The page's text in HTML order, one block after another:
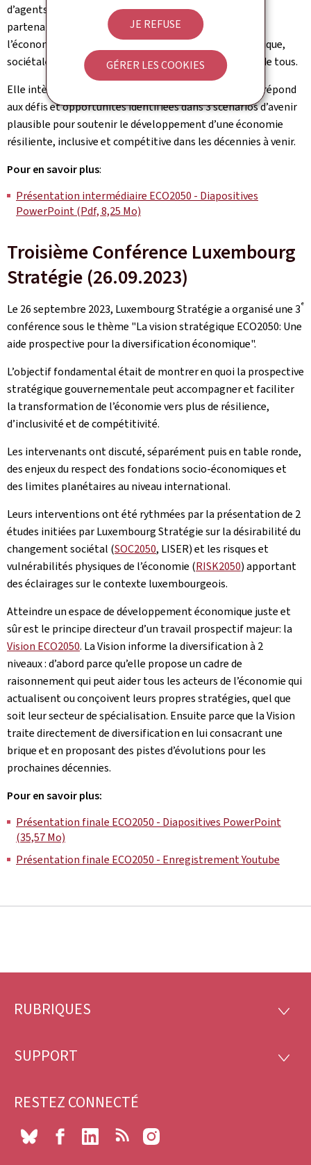
JE REFUSE
GÉRER LES COOKIES
d’agents communaux, d’experts prospectivistes et de
partenaires scientifiques, cette vision vise à préparer
l’économie pour réussir plusieurs transitions (énergétique,
sociétale, écologique…) et pour garantir le bien-être de tous.
Elle intègre les stratégies économiques existantes et répond
aux défis et opportunités identifiées dans 3 scénarios d’avenir
plausible pour soutenir le développement d’une économie
résiliente, inclusive et compétitive dans les décennies à venir.
Pour en savoir plus:
Présentation intermédiaire ECO2050 - Diapositives
PowerPoint (Pdf, 8,25 Mo)
Troisième Conférence Luxembourg
Stratégie (26.09.2023)
Le 26 septembre 2023, Luxembourg Stratégie a organisé une 3e
conférence sous le thème "La vision stratégique ECO2050: Une
aide prospective pour la diversification économique".
L’objectif fondamental était de montrer en quoi la prospective
stratégique gouvernementale peut accompagner et faciliter
la transformation de l’économie vers plus de résilience,
d’inclusivité et de compétitivité.
Les intervenants ont discuté, séparément puis en table ronde,
des enjeux du respect des fondations socio-économiques et
des limites planétaires au niveau international.
Leurs interventions ont été rythmées par la présentation de 2
études initiées par Luxembourg Stratégie sur la désirabilité du
changement sociétal (SOC2050, LISER) et les risques et
vulnérabilités physiques de l’économie (RISK2050) apportant
des éclairages sur le contexte luxembourgeois.
Atteindre un espace de développement économique juste et
sûr est le principe directeur d’un travail prospectif majeur: la
Vision ECO2050. La Vision informe la diversification à 2
niveaux : d’abord parce qu’elle propose un cadre de
raisonnement qui peut aider tous les acteurs de l’économie qui
actualisent ou conçoivent leurs propres stratégies, quel que
soit leur secteur de spécialisation. Ensuite parce que la Vision
traite directement de diversification en lui consacrant une
brique et en proposant des pistes d’évolutions pour les
prochaines décennies.
Pour en savoir plus:
Présentation finale ECO2050 - Diapositives PowerPoint
(35,57 Mo)
Présentation finale ECO2050 - Enregistrement Youtube
Pied
page
RUBRIQUES
SUPPORT
RESTEZ CONNECTÉ
Bluesky FacebookLinkedIn RSS